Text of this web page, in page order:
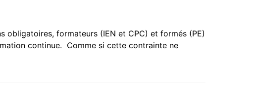
obligatoires, formateurs (IEN et CPC) et formés (PE)
continue. Comme si cette contrainte ne